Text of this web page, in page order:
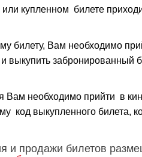
купленном билете
билету, Вам необходимо
выкупить забронированный
Вам необходимо прийти в
код выкупленного билета,
и продажи билетов